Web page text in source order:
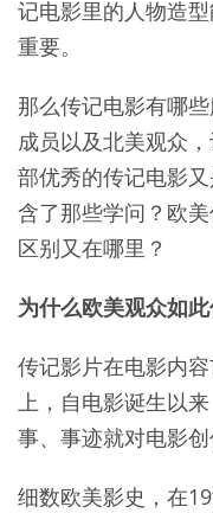
记电影里的人物造
重要。
那么传记电影有哪
成员以及北美观众
部优秀的传记电影
含了那些学问？欧
区别又在哪里？
为什么欧美观众如
传记影片在电影内
上，自电影诞生以
事、事迹就对电影创
细数欧美影史，在